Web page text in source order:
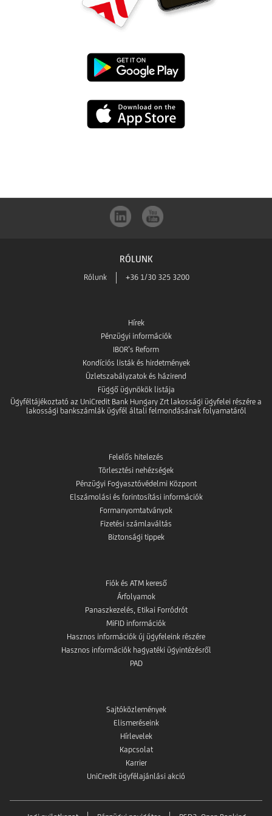
hogy amint teheti, csökkentse le a kártyalimiteket 1 Ft-ra.
A tájékoztatás nem teljes körű, a részleteket megtalálja a
bankkártyákra vonatkozó Kondíciós listában és aKondíciós lista hitelkártya-
birtokos lakossági ügyfelek részéredokumentumban.
jogszabályok figyelembevételével történt, és a feltételek változása esetén a
mértéke módosulhat. Változó kamatozású kölcsönök esetében a THM értéke
nem tükrözi a kölcsön kamatkockázatát.
UniCredit
letöltése
Play-
UniCredit
Store-
RÓLUNK
Rólunk +36 1/30 325 3200
Hírek
Pénzügyi információk
IBOR’s Reform
Kondíciós listák és hirdetmények
Üzletszabályzatok és házirend
Függő ügynökök listája
Ügyféltájékoztató az UniCredit Bank Hungary Zrt lakossági ügyfelei részére a
lakossági bankszámlák ügyfél általi felmondásának folyamatáról
Felelős hitelezés
Törlesztési nehézségek
Pénzügyi Fogyasztóvédelmi Központ
Elszámolási és forintosítási információk
Formanyomtatványok
Fizetési számlaváltás
Biztonsági tippek
Fiók és ATM kereső
Árfolyamok
Panaszkezelés, Etikai Forródrót
MiFID információk
Hasznos információk új ügyfeleink részére
Hasznos információk hagyatéki ügyintézésről
PAD
Sajtóközlemények
Elismeréseink
Hírlevelek
Kapcsolat
Karrier
UniCredit ügyfélajánlási akció